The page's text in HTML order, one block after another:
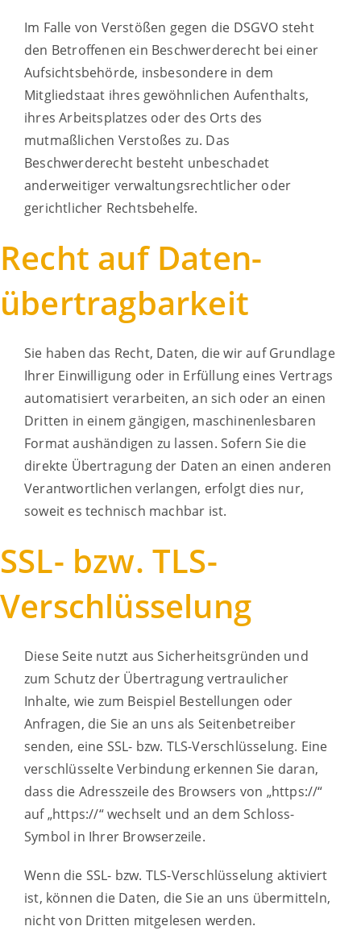
Im Falle von Verstößen gegen die DSGVO steht
den Betroffenen ein Beschwerderecht bei einer
Aufsichtsbehörde, insbesondere in dem
Mitgliedstaat ihres gewöhnlichen Aufenthalts,
ihres Arbeitsplatzes oder des Orts des
mutmaßlichen Verstoßes zu. Das
Beschwerderecht besteht unbeschadet
anderweitiger verwaltungsrechtlicher oder
gerichtlicher Rechtsbehelfe.
Recht auf Daten­
übertrag­barkeit
Sie haben das Recht, Daten, die wir auf Grundlage
Ihrer Einwilligung oder in Erfüllung eines Vertrags
automatisiert verarbeiten, an sich oder an einen
Dritten in einem gängigen, maschinenlesbaren
Format aushändigen zu lassen. Sofern Sie die
direkte Übertragung der Daten an einen anderen
Verantwortlichen verlangen, erfolgt dies nur,
soweit es technisch machbar ist.
SSL- bzw. TLS-
Verschlüsselung
Diese Seite nutzt aus Sicherheitsgründen und
zum Schutz der Übertragung vertraulicher
Inhalte, wie zum Beispiel Bestellungen oder
Anfragen, die Sie an uns als Seitenbetreiber
senden, eine SSL- bzw. TLS-Verschlüsselung. Eine
verschlüsselte Verbindung erkennen Sie daran,
dass die Adresszeile des Browsers von „https://“
auf „https://“ wechselt und an dem Schloss-
Symbol in Ihrer Browserzeile.
Wenn die SSL- bzw. TLS-Verschlüsselung aktiviert
ist, können die Daten, die Sie an uns übermitteln,
nicht von Dritten mitgelesen werden.